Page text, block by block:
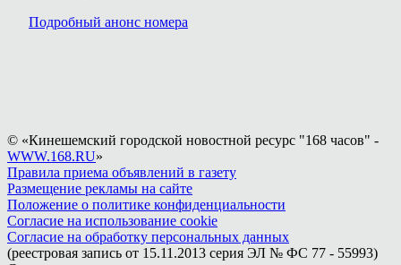
Подробный анонс номера
© «Кинешемский городской новостной ресурс "168 часов" -
WWW.168.RU»
Правила приема объявлений в газету
Размещение рекламы на сайте
Положение о политике конфиденциальности
Согласие на использование cookie
Согласие на обработку персональных данных
(реестровая запись от 15.11.2013 серия ЭЛ № ФС 77 - 55993)